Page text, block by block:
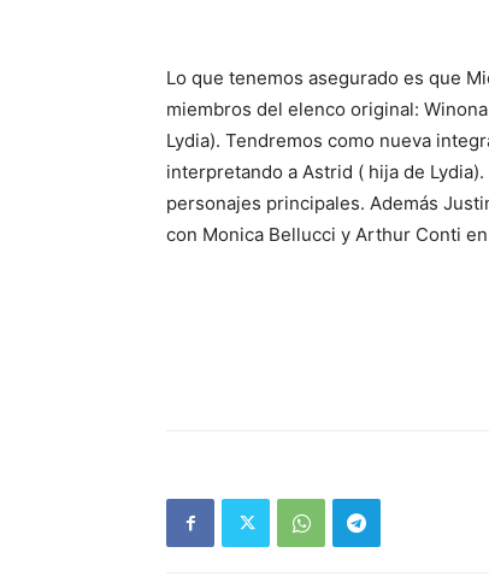
Lo que tenemos asegurado es que
miembros del elenco original:
Lydia). Tendremos como nueva
interpretando a Astrid ( hija de
personajes principales. Además
con Monica Bellucci y Arthur Conti